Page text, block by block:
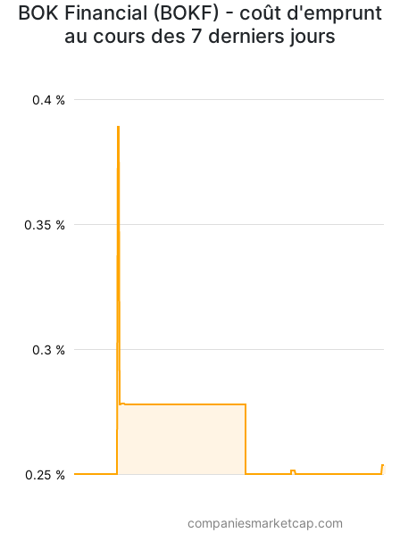
BOK Financial (BOKF) - coût d'emprunt
au cours des 7 derniers jours
0.25 %
0.3 %
0.35 %
0.4 %
companiesmarketcap.com